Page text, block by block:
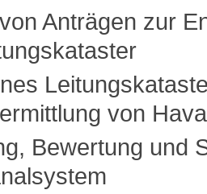
Anträgen zur
von
Bewertung und